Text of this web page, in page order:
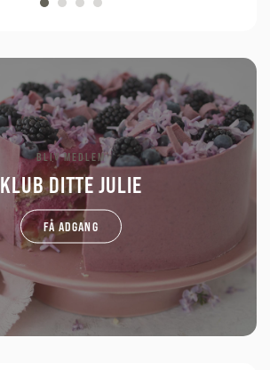
BLIV MEDLEM
KLUB DITTE JULIE
FÅ ADGANG